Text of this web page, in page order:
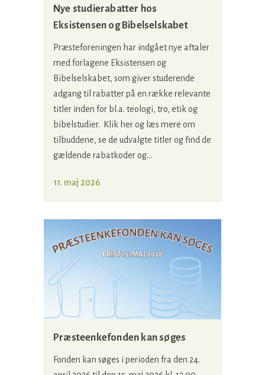
Nye studierabatter hos
Eksistensen og Bibelselskabet
Præsteforeningen har indgået nye aftaler
med forlagene Eksistensen og
Bibelselskabet, som giver studerende
adgang til rabatter på en række relevante
titler inden for bl.a. teologi, tro, etik og
bibelstudier. Klik her og læs mere om
tilbuddene, se de udvalgte titler og find de
gældende rabatkoder og...
11. maj 2026
Præsteenkefonden kan søges
Fonden kan søges i perioden fra den 24.